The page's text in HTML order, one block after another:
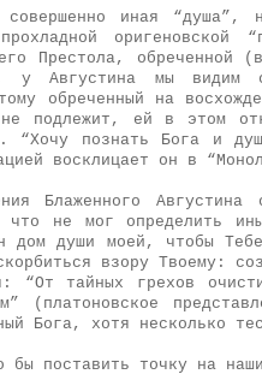
совершенно иная
Престола,
Августина мы видим
обреченный на
подлежит, ей в этом
“Хочу познать Бога и
восклицает он в
Блаженного
что не мог определить
дом души моей, чтобы
взору Твоему:
“От тайных грехов
(платоновское
Бога, хотя несколько
бы поставить точку на